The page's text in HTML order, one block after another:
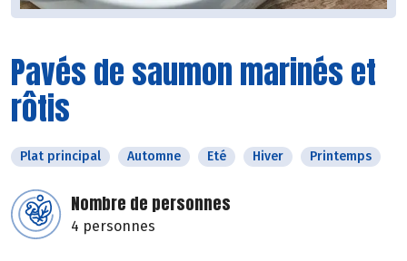
Pavés de saumon marinés et
rôtis
Plat principal Automne Eté Hiver Printemps
Nombre de personnes
4 personnes